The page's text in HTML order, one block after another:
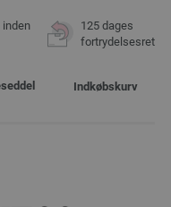
inden
125 dages
fortrydelsesret
Indkøbskurv